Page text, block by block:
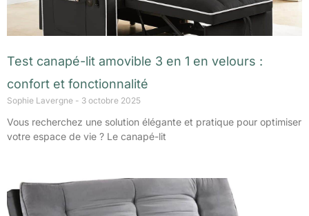
Test canapé-lit amovible 3 en 1 en velours :
confort et fonctionnalité
Sophie Lavergne 3 octobre 2025
Vous recherchez une solution élégante et pratique pour optimiser
votre espace de vie ? Le canapé-lit